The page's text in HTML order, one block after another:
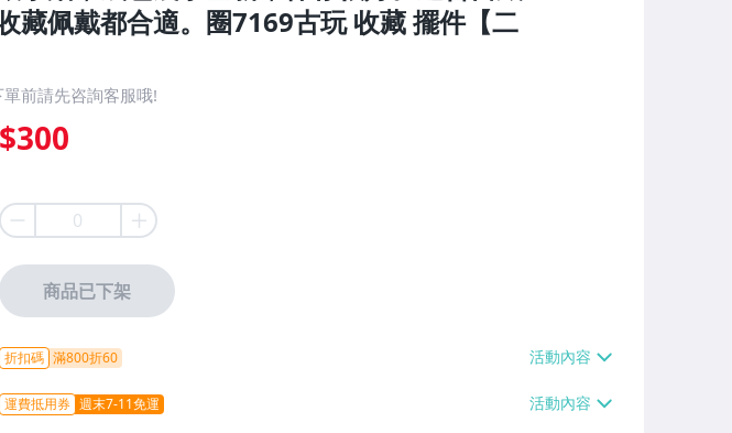
藏佩戴都合適。圈7169古玩 收藏 擺件【二
單前請先咨詢客服哦!
$300
商品已下架
折扣碼 滿800折60
運費抵用券 週末7-11免運